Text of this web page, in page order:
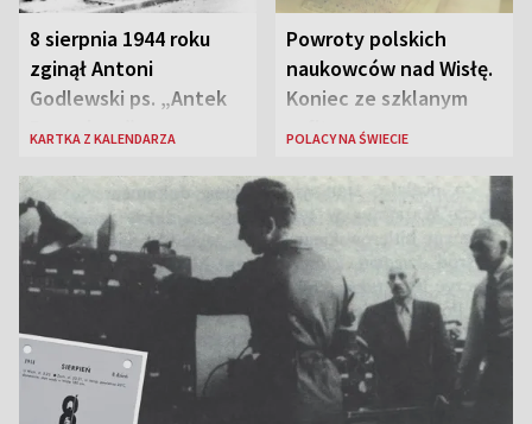
8 sierpnia 1944 roku
zginął Antoni
Godlewski ps. „Antek
Rozpylacz”
KARTKA Z KALENDARZA
Powroty polskich
naukowców nad Wisłę.
Koniec ze szklanym
sufitem
POLACY NA ŚWIECIE